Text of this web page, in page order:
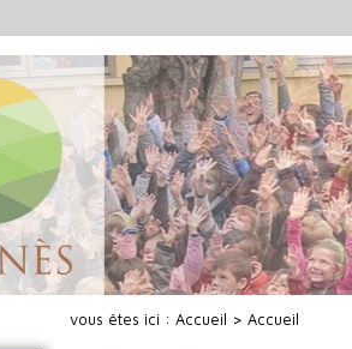
vous êtes ici : Accueil > Accueil